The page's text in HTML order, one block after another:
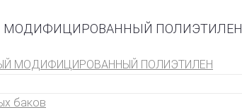
МОДИФИЦИРОВАННЫЙ ПОЛИЭТИЛЕН
МОДИФИЦИРОВАННЫЙ ПОЛИЭТИЛЕН
баĸов